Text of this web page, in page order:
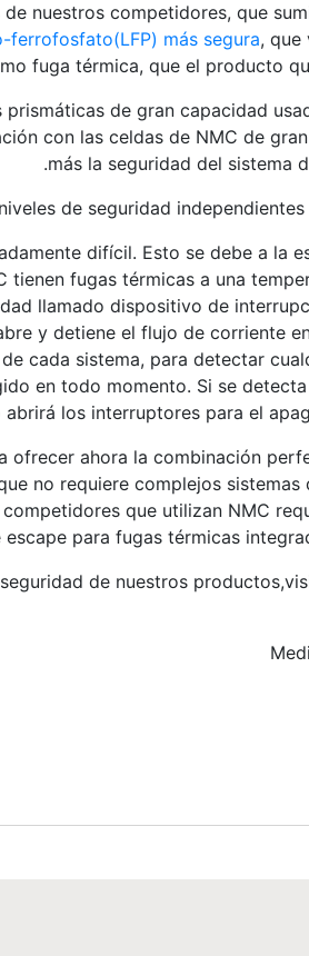
nuestros competidores, que
ferrofosfato(LFP) más segura, que
fuga térmica, que el producto
de gran capacidad
con las celdas de NMC de
más la seguridad del sistema
de seguridad
difícil. Esto se debe a la
fugas térmicas a una
llamado dispositivo de
y detiene el flujo de corriente
cada sistema, para detectar
en todo momento. Si se
los interruptores para el
ofrecer ahora la combinación
no requiere complejos sistemas
que utilizan NMC
para fugas térmicas
de nuestros